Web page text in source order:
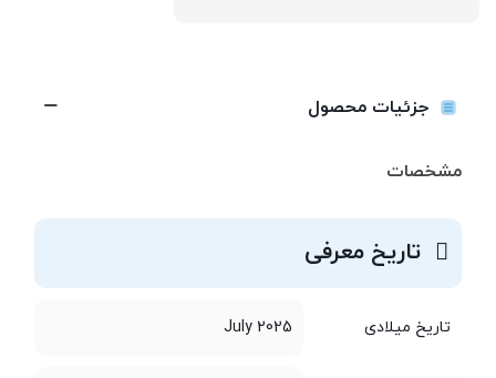
جزئیات محصول
مشخصات
تاریخ معرفی
تاریخ میلادی July 2025